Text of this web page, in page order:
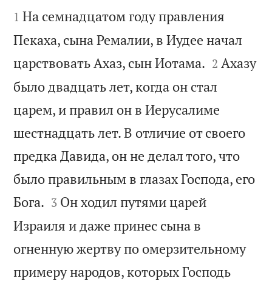


1 На семнадцатом году правления
Пекаха, сына Ремалии, в Иудее начал
царствовать Ахаз, сын Иотама. 

2 Ахазу
было двадцать лет, когда он стал
царем, и правил он в Иерусалиме
шестнадцать лет. В отличие от своего
предка Давида, он не делал того, что
было правильным в глазах Господа, его
Бога. 

3 Он ходил путями царей
Израиля и даже принес сына в
огненную жертву по омерзительному
примеру народов, которых Господь